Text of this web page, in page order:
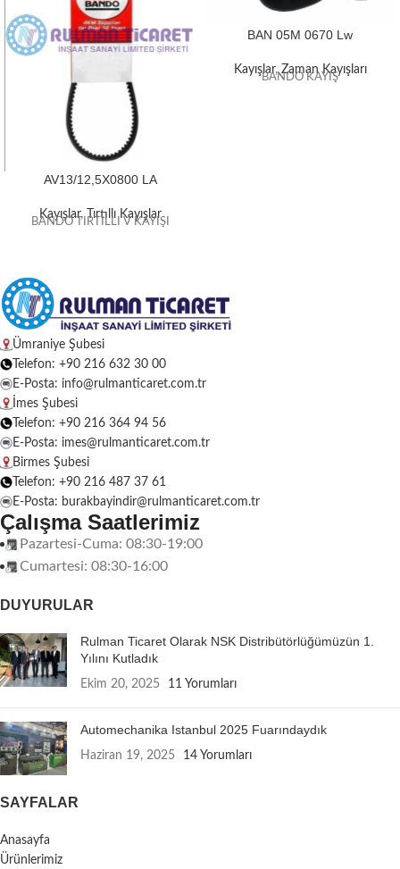
AV13/12,5X0800 LA
Kayışlar,Tırtıllı Kayışlar
BANDO TIRTILLI V KAYIŞI
BAN 05M 0670 Lw
Kayışlar,Zaman Kayışları
BANDO KAYIŞ
Ümraniye Şubesi
Telefon: +90 216 632 30 00
E-Posta: info@rulmanticaret.com.tr
İmes Şubesi
Telefon: +90 216 364 94 56
E-Posta: imes@rulmanticaret.com.tr
Birmes Şubesi
Telefon: +90 216 487 37 61
E-Posta: burakbayindir@rulmanticaret.com.tr
Çalışma Saatlerimiz
Pazartesi-Cuma: 08:30-19:00
Cumartesi: 08:30-16:00
DUYURULAR
Rulman Ticaret Olarak NSK Distribütörlüğümüzün 1.
Yılını Kutladık
Ekim 20, 2025 11 Yorumları
Automechanika Istanbul 2025 Fuarındaydık
Haziran 19, 2025 14 Yorumları
SAYFALAR
Anasayfa
Ürünlerimiz